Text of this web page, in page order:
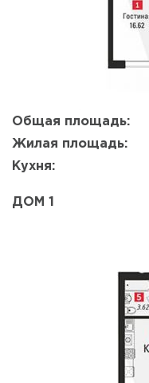
Общая площадь:
Жилая площадь:
Кухня:
ДОМ 1